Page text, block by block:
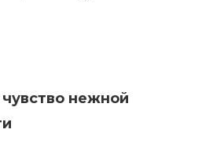
нежной